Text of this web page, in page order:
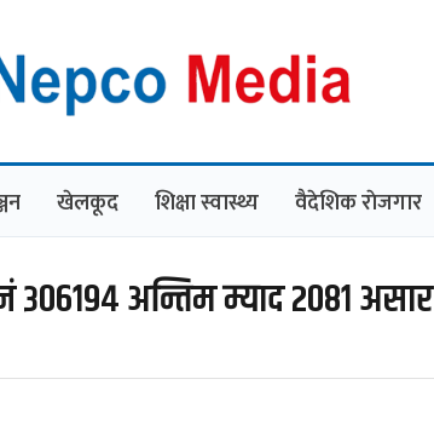
खेलकूद शिक्षा स्वास्थ्य वैदेशिक राेजगार
अन्तिम म्याद २०८१ असार